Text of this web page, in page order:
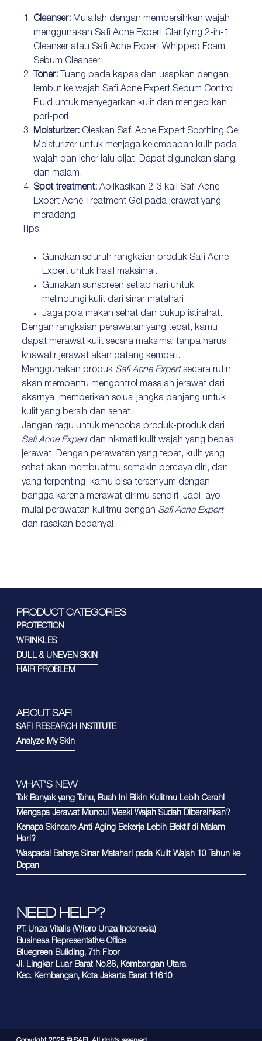
Cleanser: Mulailah dengan membersihkan wajah
menggunakan Safi Acne Expert Clarifying 2-in-1
Cleanser atau Safi Acne Expert Whipped Foam
Sebum Cleanser.
Toner: Tuang pada kapas dan usapkan dengan
lembut ke wajah Safi Acne Expert Sebum Control
Fluid untuk menyegarkan kulit dan mengecilkan
pori-pori.
Moisturizer: Oleskan Safi Acne Expert Soothing Gel
Moisturizer untuk menjaga kelembapan kulit pada
wajah dan leher lalu pijat. Dapat digunakan siang
dan malam.
Spot treatment: Aplikasikan 2-3 kali Safi Acne
Expert Acne Treatment Gel pada jerawat yang
meradang.
Tips:
Gunakan seluruh rangkaian produk Safi Acne
Expert untuk hasil maksimal.
Gunakan sunscreen setiap hari untuk
melindungi kulit dari sinar matahari.
Jaga pola makan sehat dan cukup istirahat.
Dengan rangkaian perawatan yang tepat, kamu
dapat merawat kulit secara maksimal tanpa harus
khawatir jerawat akan datang kembali.
Menggunakan produk Safi Acne Expertsecara rutin
akan membantu mengontrol masalah jerawat dari
akarnya, memberikan solusi jangka panjang untuk
kulit yang bersih dan sehat.
Jangan ragu untuk mencoba produk-produk dari
Safi Acne Expertdan nikmati kulit wajah yang bebas
jerawat. Dengan perawatan yang tepat, kulit yang
sehat akan membuatmu semakin percaya diri, dan
yang terpenting, kamu bisa tersenyum dengan
bangga karena merawat dirimu sendiri. Jadi, ayo
mulai perawatan kulitmu dengan Safi Acne Expert
dan rasakan bedanya!
PRODUCT CATEGORIES
PROTECTION
WRINKLES
DULL & UNEVEN SKIN
HAIR PROBLEM
ABOUT SAFI
SAFI RESEARCH INSTITUTE
Analyze My Skin
WHAT'S NEW
Tak Banyak yang Tahu, Buah Ini Bikin Kulitmu Lebih Cerah!
Mengapa Jerawat Muncul Meski Wajah Sudah Dibersihkan?
Kenapa Skincare Anti Aging Bekerja Lebih Efektif di Malam
Hari?
Waspada! Bahaya Sinar Matahari pada Kulit Wajah 10 Tahun ke
Depan
NEED HELP?
PT. Unza Vitalis (Wipro Unza Indonesia)
Business Representative Office
Bluegreen Building, 7th Floor
Jl. Lingkar Luar Barat No.88, Kembangan Utara
Kec. Kembangan, Kota Jakarta Barat 11610